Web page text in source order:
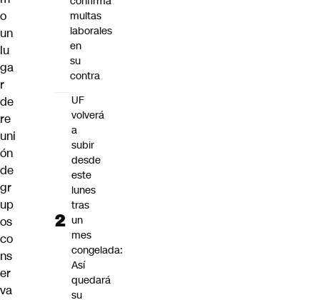
o
un
lu
ga
r
de
re
uni
ón
de
gr
up
os
co
ns
er
va
multas
laborales
en
su
contra
UF
volverá
a
subir
desde
este
lunes
tras
un
mes
congelada:
Así
quedará
su